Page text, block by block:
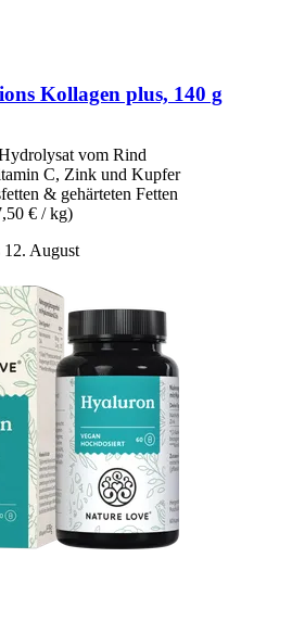
Kollagen plus, 140 g
vom Rind
C, Zink und Kupfer
& gehärteten Fetten
€ / kg)
12. August